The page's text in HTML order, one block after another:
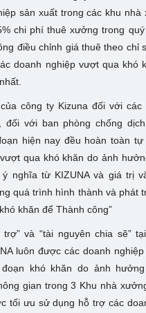
sản xuất trong các khu nhà
chi phí thuê xưởng trong
điều chỉnh giá thuê theo chỉ
doanh nghiệp vượt qua khó
công ty Kizuna đối với các
đối với ban phòng chống
hiện nay đều hoàn toàn tự
qua khó khăn do ảnh
nghĩa từ KIZUNA và giá trị
quá trình hình thành và phát
khăn để Thành công”
và “tài nguyên chia sẽ”
luôn được các doanh nghiệp
khó khăn do ảnh
gian trong 3 Khu nhà
tối ưu sử dụng hỗ trợ các